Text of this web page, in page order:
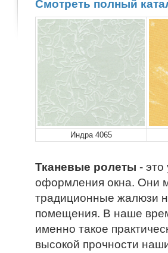
Смотреть полный
Индра 4065
Тканевые ролеты - это
оформления окна. Они
традиционные жалюзи
помещения. В наше
именно такое
высокой прочности